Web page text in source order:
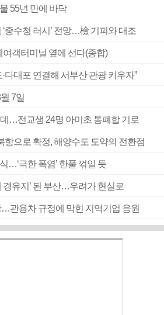
55년 만에 바닥
중수청 러시’ 전망…檢 기피와 대조
객터미널 옆에 선다(종합)
다대포 연결해 서부산 관광 키우자”
7일
…전교생 24명 아미초 통폐합 기로
항으로 확정, 해양수도 도약의 전환점
…‘극한 폭염’ 한풀 꺾일 듯
경유지’ 된 부산…우려가 현실로
관용차 규정에 막힌 지역기업 응원